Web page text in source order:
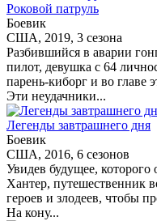
Роковой патруль
Боевик
США, 2019, 3 сезона
Разбившийся в аварии
пилот, девушка с 64
парень-киборг и во главе
Эти неудачники...
Легенды завтрашнего дня
Боевик
США, 2016, 6 сезонов
Увидев будущее, которого
Хантер, путешественник
героев и злодеев, чтобы
На кону...